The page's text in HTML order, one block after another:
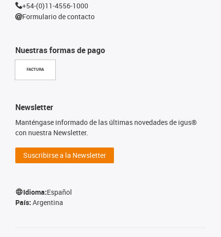
Nuestras formas de pago
FACTURA
+54-(0)11-4556-1000
Formulario de contacto
Newsletter
Manténgase informado de las últimas novedades de igus®
con nuestra Newsletter.
Suscribirse a la Newsletter
Idioma:Español
País: Argentina